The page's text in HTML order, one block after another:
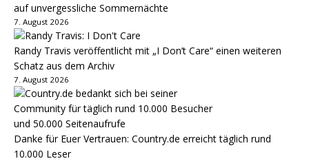
auf unvergessliche Sommernächte
7. August 2026
Randy Travis veröffentlicht mit „I Don’t Care“ einen weiteren
Schatz aus dem Archiv
7. August 2026
Danke für Euer Vertrauen: Country.de erreicht täglich rund
10.000 Leser